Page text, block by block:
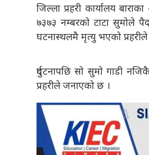
जिल्ला प्रहरी कार्यालय
७३७३ नम्बरको टाटा सुमोले
घटनास्थलमै मृत्यु भएको
दुर्घटनापछि सो सुमो गाडी
प्रहरीले जनाएको छ ।